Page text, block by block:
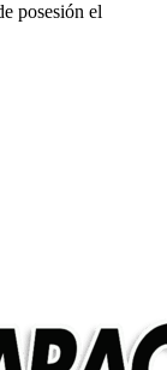
posesión el